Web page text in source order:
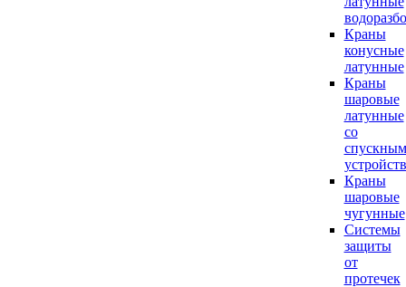
Краны
конусные
латунные
Краны
шаровые
латунные
со
спускным
Краны
шаровые
чугунные
Системы
защиты
от
протечек